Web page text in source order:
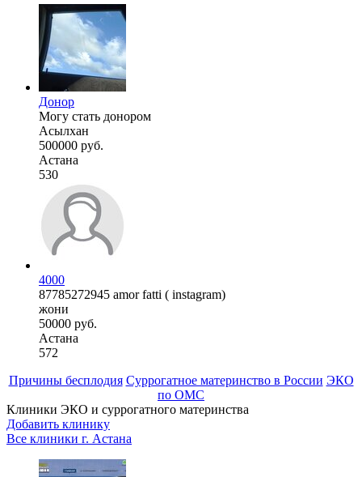
Донор
Могу стать донором
Асылхан
500000 руб.
Астана
530
4000
87785272945 amor fatti ( instagram)
жони
50000 руб.
Астана
572
Причины бесплодия Суррогатное материнство в России ЭКО
по ОМС
Клиники ЭКО и суррогатного материнства
Добавить клинику
Все клиники г. Астана